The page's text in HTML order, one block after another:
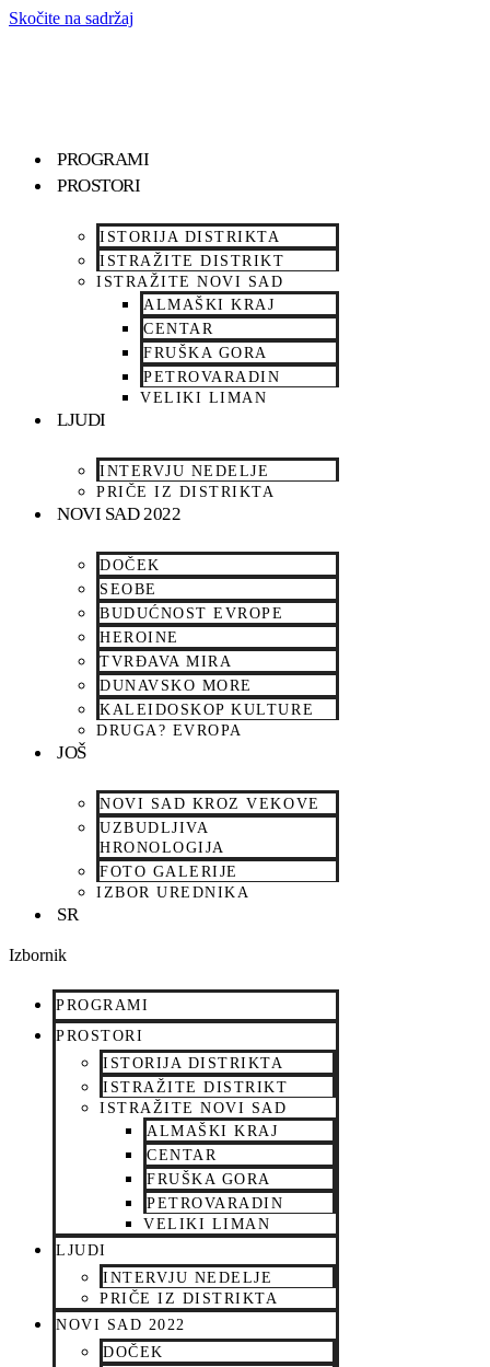
Skočite na sadržaj
PROGRAMI
PROSTORI
ISTORIJA DISTRIKTA
ISTRAŽITE DISTRIKT
ISTRAŽITE NOVI SAD
ALMAŠKI KRAJ
CENTAR
FRUŠKA GORA
PETROVARADIN
VELIKI LIMAN
LJUDI
INTERVJU NEDELJE
PRIČE IZ DISTRIKTA
NOVI SAD 2022
DOČEK
SEOBE
BUDUĆNOST EVROPE
HEROINE
TVRĐAVA MIRA
DUNAVSKO MORE
KALEIDOSKOP KULTURE
DRUGA? EVROPA
JOŠ
NOVI SAD KROZ VEKOVE
UZBUDLJIVA
HRONOLOGIJA
FOTO GALERIJE
IZBOR UREDNIKA
SR
Izbornik
PROGRAMI
PROSTORI
ISTORIJA DISTRIKTA
ISTRAŽITE DISTRIKT
ISTRAŽITE NOVI SAD
ALMAŠKI KRAJ
CENTAR
FRUŠKA GORA
PETROVARADIN
VELIKI LIMAN
LJUDI
INTERVJU NEDELJE
PRIČE IZ DISTRIKTA
NOVI SAD 2022
DOČEK